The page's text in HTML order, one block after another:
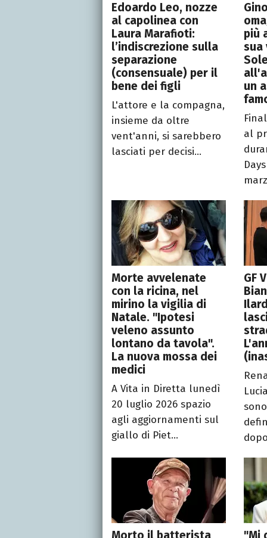
Edoardo Leo, nozze
al capolinea con
Laura Marafioti:
l’indiscrezione sulla
separazione
(consensuale) per il
bene dei figli
L'attore e la compagna,
insieme da oltre
vent'anni, si sarebbero
lasciati per decisi...
più
sua
un
al
Morte avvelenate
con la ricina, nel
mirino la vigilia di
Natale. "Ipotesi
veleno assunto
lontano da tavola".
La nuova mossa dei
medici
A Vita in Diretta lunedì
20 luglio 2026 spazio
agli aggiornamenti sul
giallo di Piet...
GF